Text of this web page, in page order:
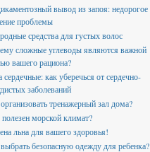
вывод из запоя: недорогое
проблемы
средства для густых волос
сложные углеводы являются важной
вашего рациона?
сердечные: как уберечься от сердечно-
заболеваний
тренажерный зал дома?
морской климат?
льна для вашего здоровья!
безопасную одежду для ребенка?